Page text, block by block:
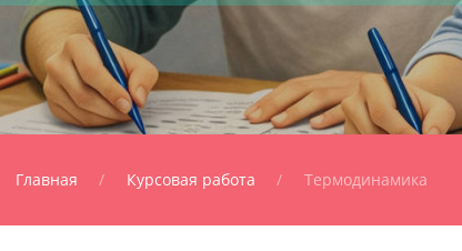
Главная Курсовая работа Термодинамика